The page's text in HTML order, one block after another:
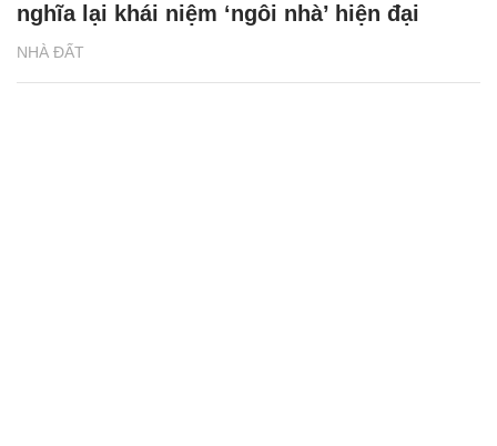
NHÀ ĐẤT
nghĩa lại khái niệm ‘ngôi nhà’ hiện đại